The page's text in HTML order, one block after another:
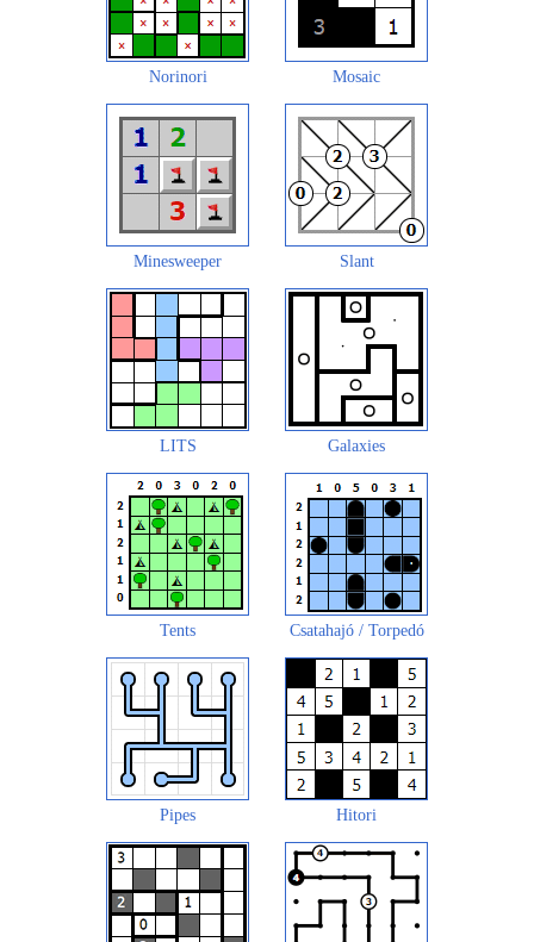
Norinori Mosaic
Minesweeper Slant
LITS Galaxies
Tents Csatahajó / Torpedó
Pipes Hitori